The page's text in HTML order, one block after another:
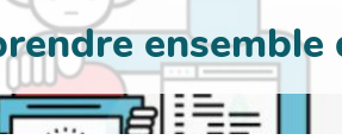
ensemble